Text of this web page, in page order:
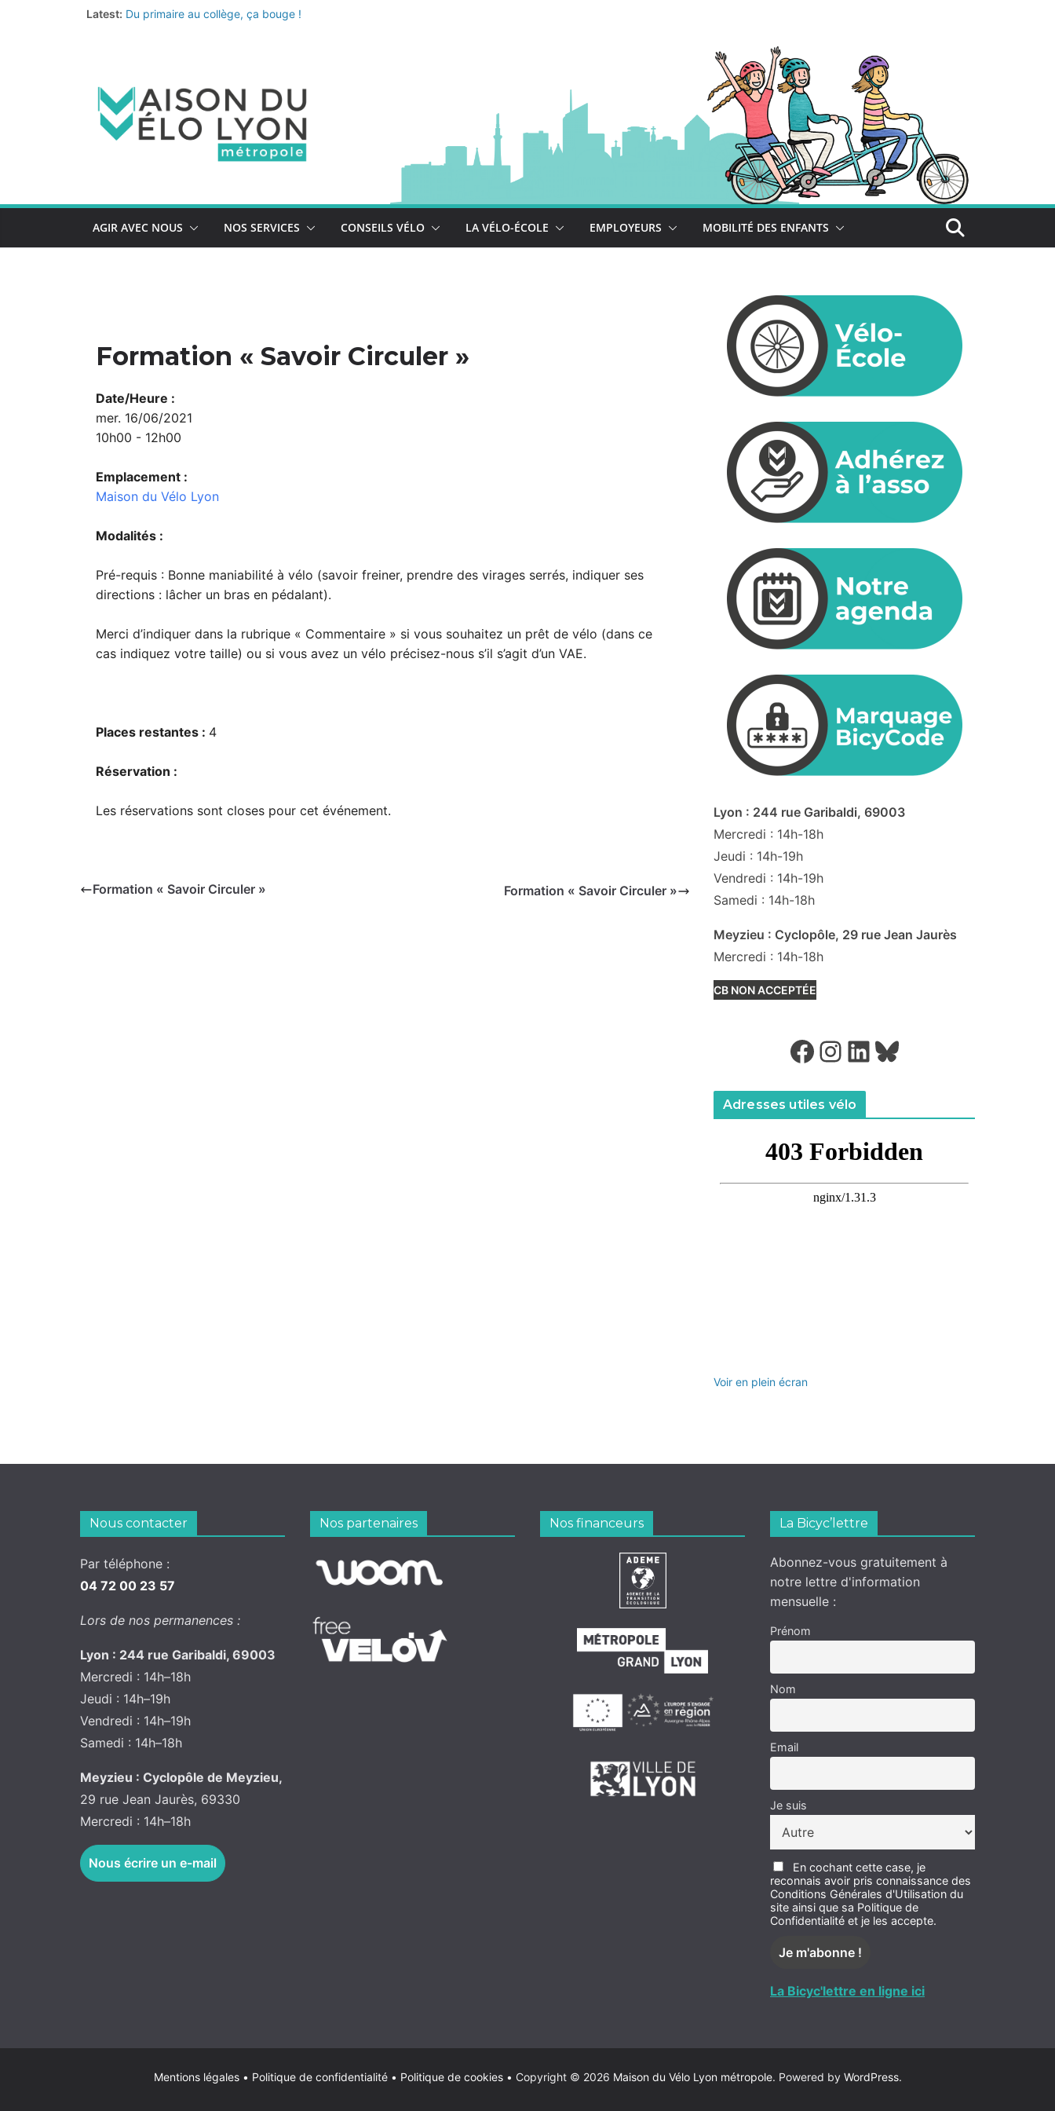
Latest: Du primaire au collège, ça bouge !
AGIR AVEC NOUS NOS SERVICES CONSEILS VÉLO LA VÉLO-ÉCOLE EMPLOYEURS MOBILITÉ DES ENFANTS
Formation « Savoir Circuler »
Date/Heure :
mer. 16/06/2021
10h00 - 12h00
Emplacement :
Maison du Vélo Lyon
Modalités :
Pré-requis : Bonne maniabilité à vélo (savoir freiner, prendre des virages serrés, indiquer ses
directions : lâcher un bras en pédalant).
Merci d’indiquer dans la rubrique « Commentaire » si vous souhaitez un prêt de vélo (dans ce
cas indiquez votre taille) ou si vous avez un vélo précisez-nous s’il s’agit d’un VAE.
Places restantes : 4
Réservation :
Les réservations sont closes pour cet événement.
Formation « Savoir Circuler » Formation « Savoir Circuler »
Lyon : 244 rue Garibaldi, 69003
Mercredi : 14h-18h
Jeudi : 14h-19h
Vendredi : 14h-19h
Samedi : 14h-18h
Meyzieu : Cyclopôle, 29 rue Jean Jaurès
Mercredi : 14h-18h
CB NON ACCEPTÉE
Facebook Instagram LinkedIn Bluesky
Adresses utiles vélo
Voir en plein écran
Nous contacter
Par téléphone :
04 72 00 23 57
Lors de nos permanences :
Lyon : 244 rue Garibaldi, 69003
Mercredi : 14h–18h
Jeudi : 14h–19h
Vendredi : 14h–19h
Samedi : 14h–18h
Meyzieu : Cyclopôle de Meyzieu,
29 rue Jean Jaurès, 69330
Mercredi : 14h–18h
Nous écrire un e-mail
Nos partenaires Nos financeurs La Bicyc’lettre
Abonnez-vous gratuitement à
notre lettre d'information
mensuelle :
Prénom
Nom
Email
Je suis
En cochant cette case, je
reconnais avoir pris connaissance des
Conditions Générales d'Utilisation du
site ainsi que sa Politique de
Confidentialité et je les accepte.
La Bicyc'lettre en ligne ici
Mentions légales • Politique de confidentialité • Politique de cookies • Copyright © 2026 Maison du Vélo Lyon métropole. Powered by WordPress.